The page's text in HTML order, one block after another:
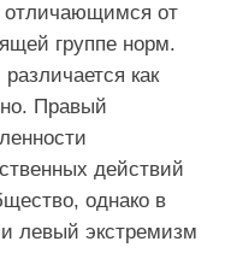
от
группе норм.
как
Правый
действий
однако в
и левый экстремизм